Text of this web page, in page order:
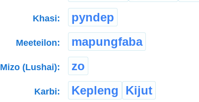
Khasi: pyndep
Meeteilon: mapungfaba
Mizo (Lushai): zo
Karbi: Kepleng Kijut